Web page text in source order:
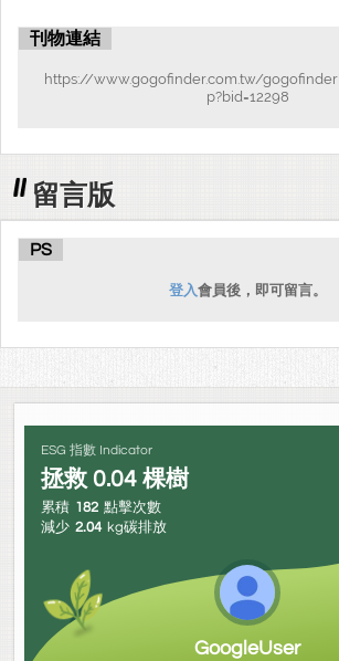
刊物連結
https://www.gogofinder.com.tw/
p?bid=12298
留言版
PS
登入會員後，即可留言。
ESG 指數 Indicator
拯救 0.04 棵樹
累積 182 點擊次數
減少 2.04 kg碳排放
GoogleUser